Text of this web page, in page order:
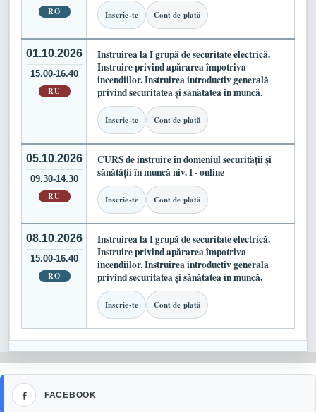
RO Inscrie-te Cont de plată
01.10.2026
15.00-16.40
RU
Instruirea la I grupă de securitate electrică.
Instruire privind apărarea împotriva
incendiilor. Instruirea introductiv generală
privind securitatea și sănătatea în muncă.
Inscrie-te Cont de plată
05.10.2026
09.30-14.30
RU
CURS de instruire în domeniul securității și
sănătății în muncă niv. I - online
Inscrie-te Cont de plată
08.10.2026
15.00-16.40
RO
Instruirea la I grupă de securitate electrică.
Instruire privind apărarea împotriva
incendiilor. Instruirea introductiv generală
privind securitatea și sănătatea în muncă.
Inscrie-te Cont de plată
FACEBOOK
Facebook